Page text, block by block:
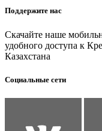
Поддержите нас
Скачайте наше
удобного доступа к
Казахстана
Социальные сети